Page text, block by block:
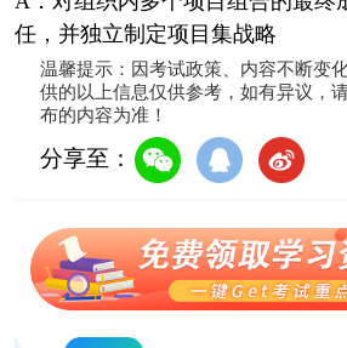
任，并独立制定项目集战略
温馨提示：因考试政策、内容不断变
供的以上信息仅供参考，如有异议，
布的内容为准！
分享至：